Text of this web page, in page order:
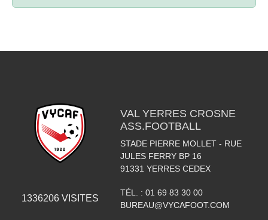
1336206VISITES
VAL YERRES CROSNE
ASS.FOOTBALL
STADE PIERRE MOLLET - RUE
JULES FERRY BP 16
91331 YERRES CEDEX
TÉL. : 01 69 83 30 00
BUREAU@VYCAFOOT.COM